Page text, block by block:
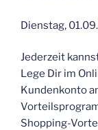
Dienstag,
Jederzeit
Lege Dir im
Kundenkonto
Shopping-